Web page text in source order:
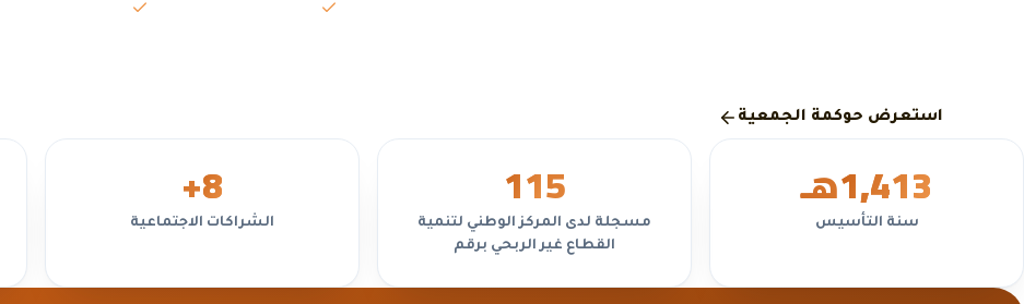
استعرض حوكمة الجمعية
1,413هـ
سنة التأسيس
115
مسجلة لدى المركز الوطني لتنمية
القطاع غير الربحي برقم
8
+
الشراكات الاجتماعية